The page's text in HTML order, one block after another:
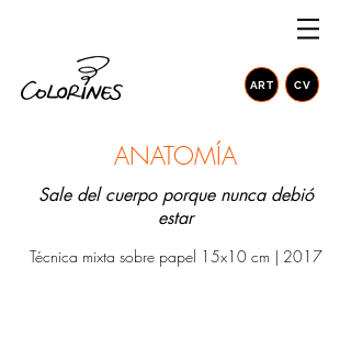
ART CV
ANATOMÍA
Sale del cuerpo porque nunca debió
estar
​Técnica mixta sobre papel 15x10 cm | 2017